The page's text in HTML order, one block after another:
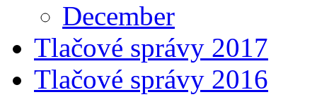
December
Tlačové správy 2017
Tlačové správy 2016